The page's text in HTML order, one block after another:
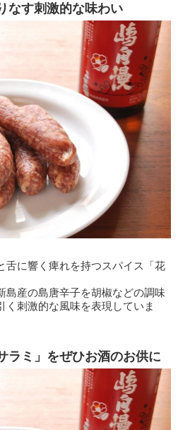
なす刺激的な味わい
舌に響く痺れを持つスパイス「花
島産の島唐辛子を胡椒などの調味
く刺激的な風味を表現していま
ラミ」をぜひお酒のお供に